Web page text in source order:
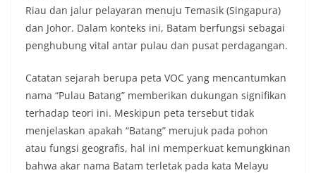
Riau dan jalur pelayaran menuju Temasik (Singapura)
dan Johor. Dalam konteks ini, Batam berfungsi sebagai
penghubung vital antar pulau dan pusat perdagangan.
Catatan sejarah berupa peta VOC yang mencantumkan
nama “Pulau Batang” memberikan dukungan signifikan
terhadap teori ini. Meskipun peta tersebut tidak
menjelaskan apakah “Batang” merujuk pada pohon
atau fungsi geografis, hal ini memperkuat kemungkinan
bahwa akar nama Batam terletak pada kata Melayu